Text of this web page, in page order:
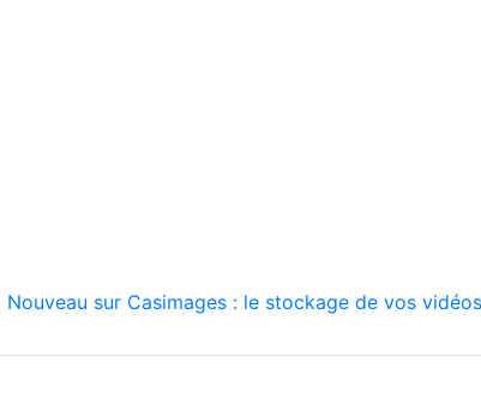
Nouveau sur Casimages : le stockage de vos